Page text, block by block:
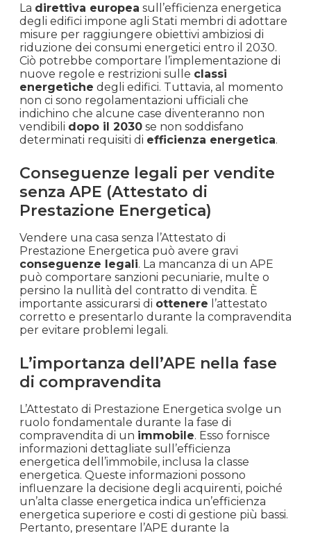
La direttiva europea e le nuove
regole entro il 2030
direttiva europea
sull’efficienza energetica
degli edifici impone agli Stati membri di adottare
misure per raggiungere obiettivi ambiziosi di
riduzione dei consumi energetici entro il 2030.
Ciò potrebbe comportare l’implementazione di
nuove regole e restrizioni sulleclassi
non ci sono regolamentazioni ufficiali che
indichino che alcune case diventeranno non
vendibilidopo il 2030 se non soddisfano
determinati requisiti diefficienza energetica
Conseguenze legali per vendite
senza APE (Attestato di
Prestazione Energetica)
Vendere una casa senza l’Attestato di
Prestazione Energetica può avere gravi
conseguenze legali. La mancanza di un APE
può comportare sanzioni pecuniarie, multe o
persino la nullità del contratto di vendita. È
importante assicurarsi diottenerel’attestato
corretto e presentarlo durante la compravendita
per evitare problemi legali.
L’importanza dell’APE nella fase
di compravendita